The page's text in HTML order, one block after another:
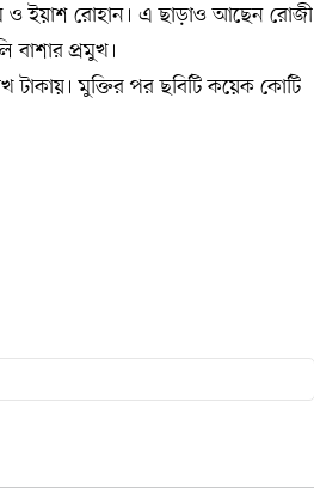
ও ইয়াশ রোহান। এ ছাড়াও আছেন রোজী
বাশার প্রমুখ।
টাকায়। মুক্তির পর ছবিটি কয়েক কোটি